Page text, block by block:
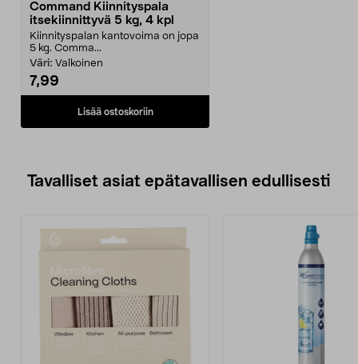
Command Kiinnityspala
itsekiinnittyvä 5 kg, 4 kpl
Kiinnityspalan kantovoima on jopa
5 kg. Comma...
Väri: Valkoinen
7,99
Lisää ostoskoriin
Tavalliset asiat epätavallisen edullisesti